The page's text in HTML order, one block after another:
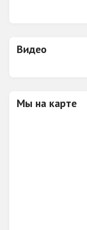
оздоровительный
Видео
Мы на карте